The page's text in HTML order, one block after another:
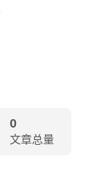
0
文章总量